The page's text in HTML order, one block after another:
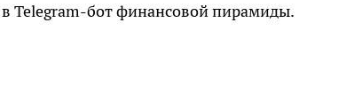
Telegram-бот финансовой пирамиды.